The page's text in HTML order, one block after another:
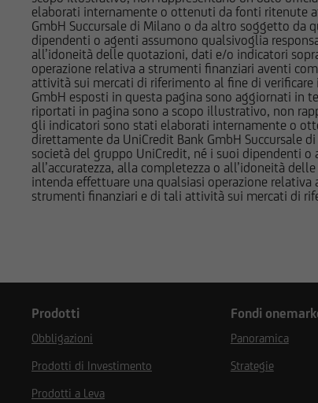
elaborati internamente o ottenuti da fonti ritenute
GmbH Succursale di Milano o da altro soggetto da
dipendenti o agenti assumono qualsivoglia
all’idoneità delle quotazioni, dati e/o indicatori
operazione relativa a strumenti finanziari aventi
attività sui mercati di riferimento al fine di verificare
GmbH esposti in questa pagina sono aggiornati
riportati in pagina sono a scopo illustrativo, non
gli indicatori sono stati elaborati internamente o
direttamente da UniCredit Bank GmbH Succursale
società del gruppo UniCredit, né i suoi dipendenti
all’accuratezza, alla completezza o all’idoneità
intenda effettuare una qualsiasi operazione
strumenti finanziari e di tali attività sui mercati di
Prodotti
Obbligazioni
Prodotti di Investimento
Prodotti a Leva
Fondi
Panoramica
Strategie
in conflitto
documenti
strumenti
potrebbero
ad essi;
altra natura.
Società del
di interesse
L'accesso
normativa
Paesi, e non
contenuta